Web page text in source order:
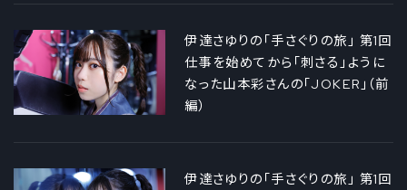
伊達さゆりの「手さぐりの旅」 第1回
仕事を始めてから「刺さる」ように
なった山本彩さんの「JOKER」（前
編）
伊達さゆりの「手さぐりの旅」 第1回